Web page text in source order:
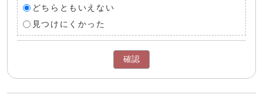
どちらともいえない
見つけにくかった
確認